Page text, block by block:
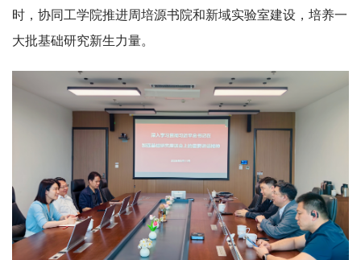
时，协同工学院推进周培源书院和新域实验室建设，培养一
大批基础研究新生力量。